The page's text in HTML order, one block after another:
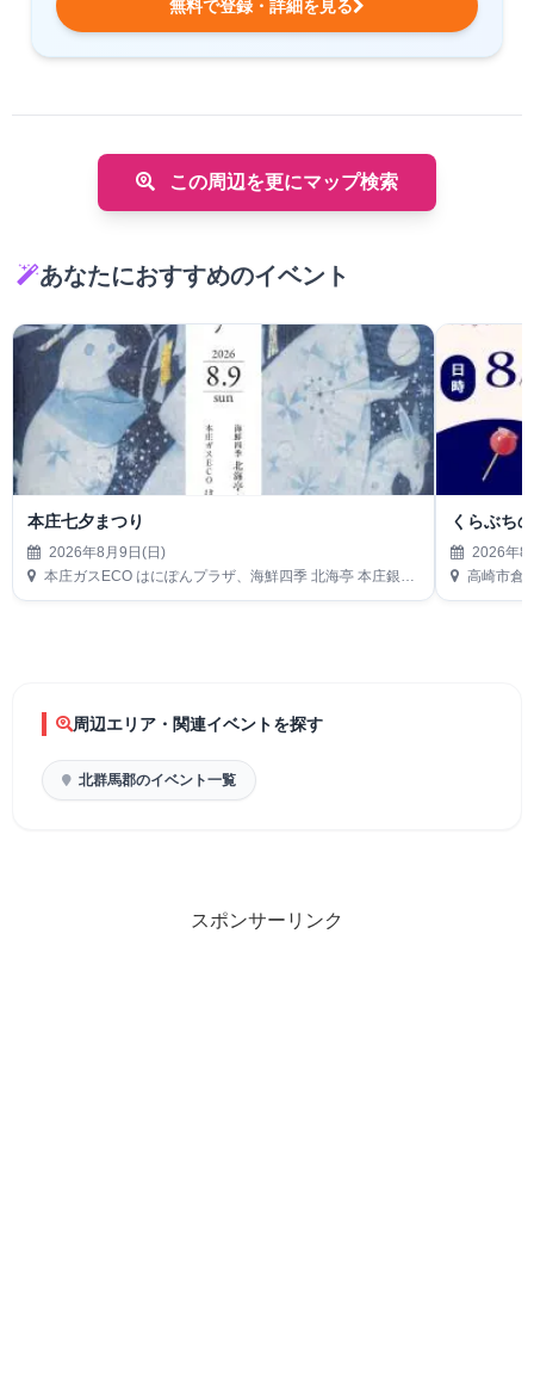
無料で登録・詳細を見る
この周辺を更にマップ検索
あなたにおすすめのイベント
本庄七夕まつり
2026年8月9日(日)
本庄ガスECO はにぽんプラザ、海鮮四季 北海亭 本庄銀座店駐車場
くらぶち
2026年8
高崎市倉
周辺エリア・関連イベントを探す
北群馬郡のイベント一覧
スポンサーリンク